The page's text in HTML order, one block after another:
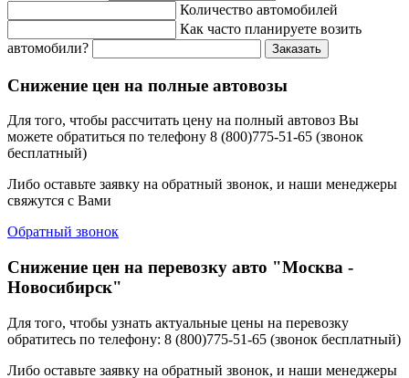
Количество автомобилей
Как часто планируете возить
автомобили?
Заказать
Снижение цен на полные автовозы
Для того, чтобы рассчитать цену на полный автовоз Вы
можете обратиться по телефону 8 (800)775-51-65 (звонок
бесплатный)
Либо оставьте заявку на обратный звонок, и наши менеджеры
свяжутся с Вами
Обратный звонок
Снижение цен на перевозку авто "Москва -
Новосибирск"
Для того, чтобы узнать актуальные цены на перевозку
обратитесь по телефону: 8 (800)775-51-65 (звонок бесплатный)
Либо оставьте заявку на обратный звонок, и наши менеджеры